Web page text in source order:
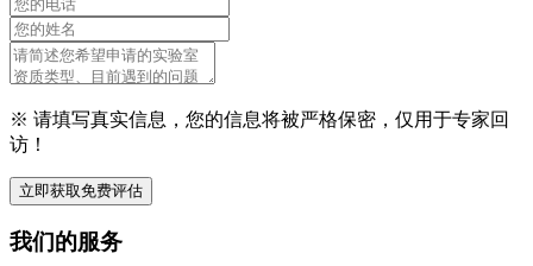
※ 请填写真实信息，您的信息将被严格保密，仅用于专家回
访！
立即获取免费评估
我们的服务